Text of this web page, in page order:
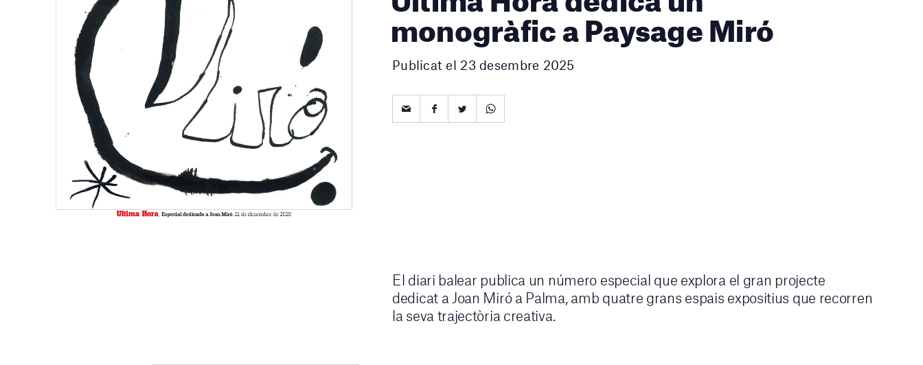
monogràfic a Paysage Miró
Publicat el 23 desembre 2025
El diari balear publica un número especial que explora el gran projecte
dedicat a Joan Miró a Palma, amb quatre grans espais expositius que recorren
la seva trajectòria creativa.